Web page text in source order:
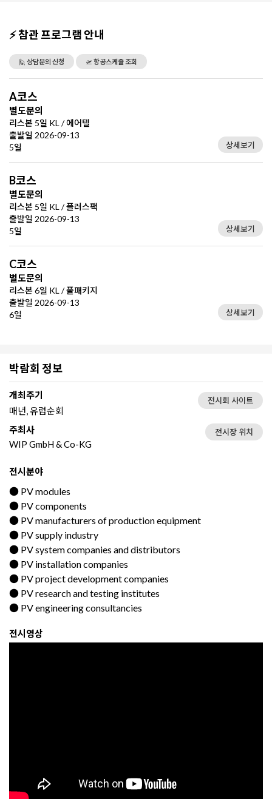
⚡ 참관 프로그램 안내
🙋 상담문의 신청 🛫 항공스케쥴 조회
A코스
별도문의
리스본 5일 KL / 에어텔
출발일 2026-09-13
5일
상세보기
B코스
별도문의
리스본 5일 KL / 플러스팩
출발일 2026-09-13
5일
상세보기
C코스
별도문의
리스본 6일 KL / 풀패키지
출발일 2026-09-13
6일
상세보기
박람회 정보
개최주기
매년, 유럽순회
전시회 사이트
주최사
WIP GmbH & Co-KG
전시장 위치
전시분야
● PV modules
● PV components
● PV manufacturers of production equipment
● PV supply industry
● PV system companies and distributors
● PV installation companies
● PV project development companies
● PV research and testing institutes
● PV engineering consultancies
전시영상